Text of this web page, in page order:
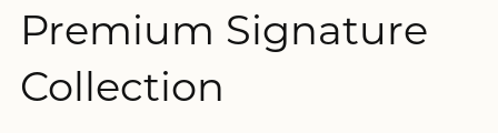
Premium Signature
Collection